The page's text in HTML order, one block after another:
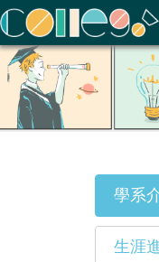
ColleGo! 大學選才與高中
學系
生涯